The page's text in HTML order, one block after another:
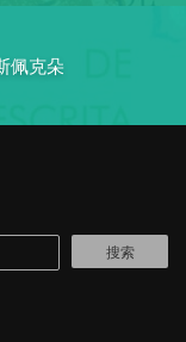
佩克朵
搜索